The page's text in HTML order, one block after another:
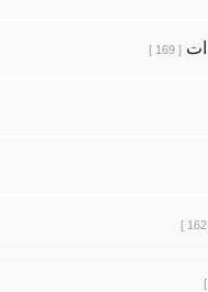
[ 169 ]
[